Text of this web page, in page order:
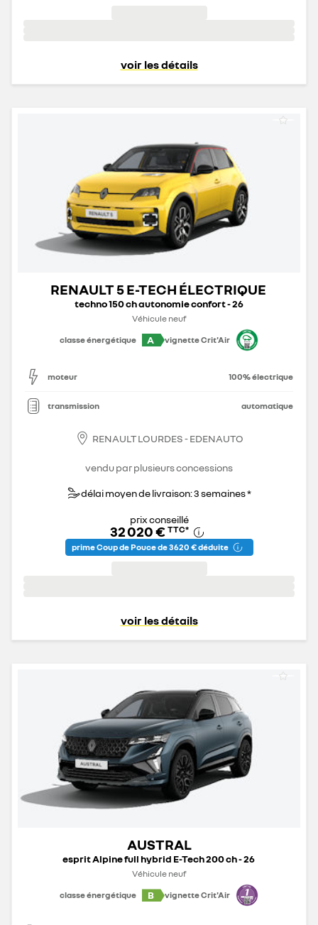
voir les détails
RENAULT 5 E-TECH ÉLECTRIQUE
techno 150 ch autonomie confort - 26
Véhicule neuf
classe énergétique
A vignette Crit'Air
moteur 100% électrique
transmission automatique
RENAULT LOURDES - EDENAUTO
vendu par plusieurs concessions
délai moyen de livraison: 3 semaines *
prix conseillé
32 020 € TTC*
prime Coup de Pouce de 3 620 € déduite
voir les détails
AUSTRAL
esprit Alpine full hybrid E-Tech 200 ch - 26
Véhicule neuf
classe énergétique
B vignette Crit'Air